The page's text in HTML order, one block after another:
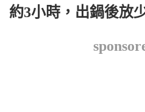
約3小時，出鍋後放